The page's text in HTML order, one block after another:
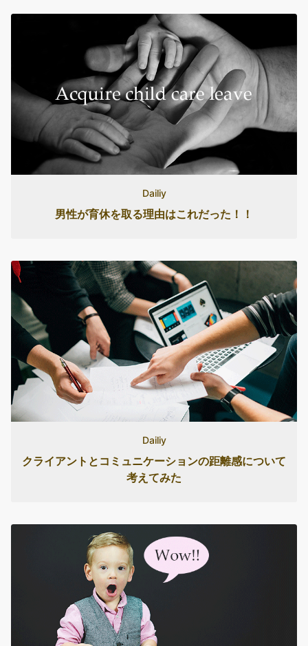
Dailiy
男性が育休を取る理由はこれだった！！
Dailiy
クライアントとコミュニケーションの距離感について
考えてみた